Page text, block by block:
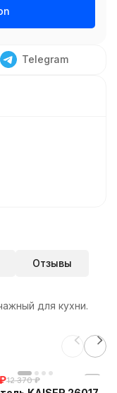
Telegram
Отзывы
для кухни.
12 370 ₽